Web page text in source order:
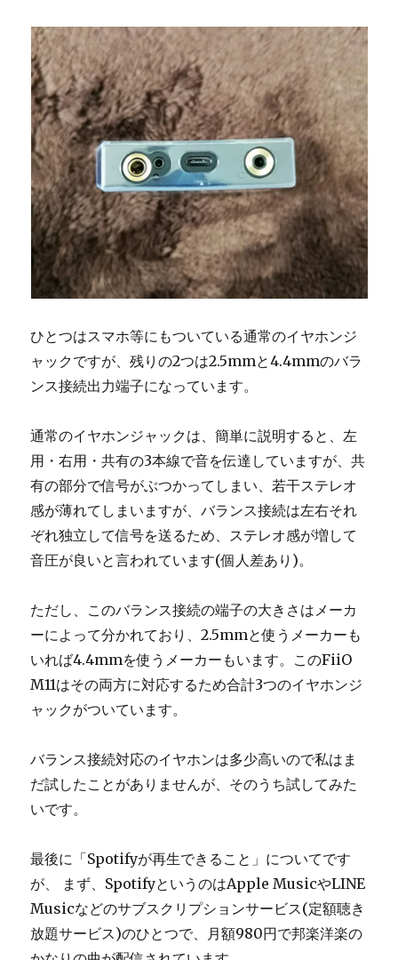
ひとつはスマホ等にもついている通常のイヤホンジ
ャックですが、残りの2つは2.5mmと4.4mmのバラ
ンス接続出力端子になっています。
通常のイヤホンジャックは、簡単に説明すると、左
用・右用・共有の3本線で音を伝達していますが、共
有の部分で信号がぶつかってしまい、若干ステレオ
感が薄れてしまいますが、バランス接続は左右それ
ぞれ独立して信号を送るため、ステレオ感が増して
音圧が良いと言われています(個人差あり)。
ただし、このバランス接続の端子の大きさはメーカ
ーによって分かれており、2.5mmと使うメーカーも
いれば4.4mmを使うメーカーもいます。このFiiO
M11はその両方に対応するため合計3つのイヤホンジ
ャックがついています。
バランス接続対応のイヤホンは多少高いので私はま
だ試したことがありませんが、そのうち試してみた
いです。
最後に「Spotifyが再生できること」についてです
が、 まず、SpotifyというのはApple MusicやLINE
Musicなどのサブスクリプションサービス(定額聴き
放題サービス)のひとつで、月額980円で邦楽洋楽の